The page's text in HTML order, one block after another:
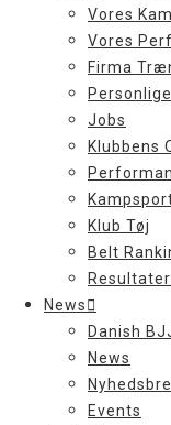
Vores
Vores
Firma
Jobs
Klubbens
Klub Tøj
Belt
Resultater
News
Danish
News
Events